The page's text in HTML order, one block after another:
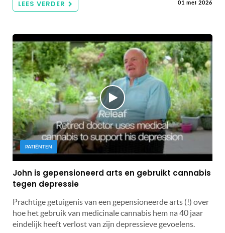
LEES VERDER 01 mei 2026
PATIËNTEN
John is gepensioneerd arts en gebruikt cannabis
tegen depressie
Prachtige getuigenis van een gepensioneerde arts (!) over
hoe het gebruik van medicinale cannabis hem na 40 jaar
eindelijk heeft verlost van zijn depressieve gevoelens.